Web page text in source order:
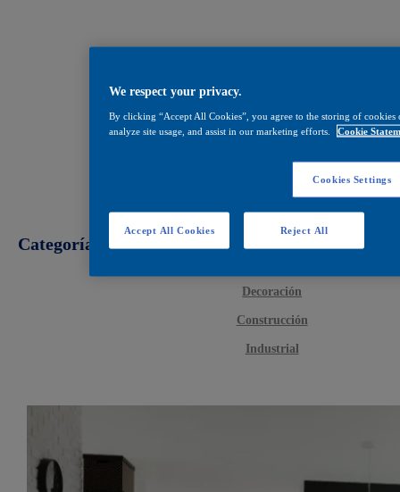
Categorías
Decoración
Construcción
Industrial
We respect your privacy.
By clicking “Accept All Cookies”, you agree to the storing of
analyze site usage, and assist in our marketing efforts.
Cookie
Cookies Settings
Reject All
Accept All Cookies